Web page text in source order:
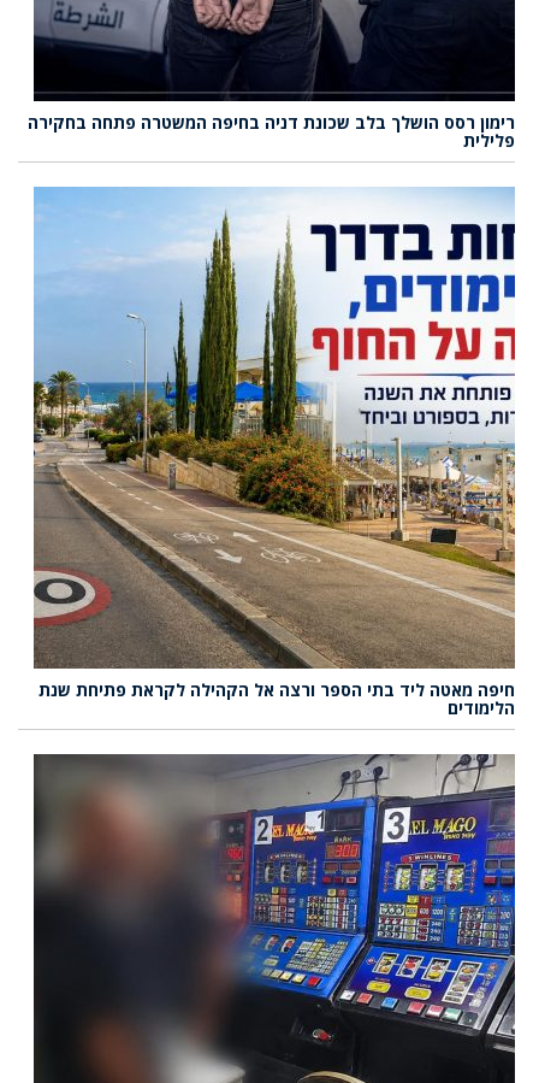
רימון רסס הושלך בלב שכונת דניה בחיפה המשטרה פתחה בחקירה
פלילית
חיפה מאטה ליד בתי הספר ורצה אל הקהילה לקראת פתיחת שנת
הלימודים